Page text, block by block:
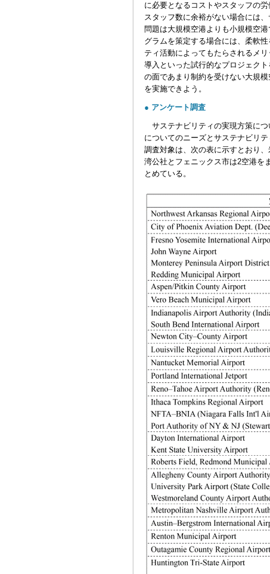
に必要となるコストやスタッフの
スタッフ数に余裕がない場合には
問題は大規模空港よりも小規模空
グラムを策定する場合には、柔軟
ティ活動によってもたらされるメ
導入といった試行的なプロジェク
の面であまり制約を受けない大規
を実施できよう。
● アンケート調査
サステナビリティの実現方策につ
についてのニーズとサステナビリ
調査対象は、次の表に示すとおり
湾公社とフェニックス市は2空港を
とめている。